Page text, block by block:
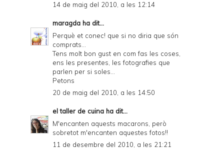
14 de maig del 2010, a les 12:14
maragda ha dit...
Perquè et conec! que si no diria que són
comprats...
Tens molt bon gust en com fas les coses,
ens les presentes, les fotografies que
parlen per si soles...
Petons
20 de maig del 2010, a les 14:50
el taller de cuina ha dit...
M'encanten aquests macarons, però
sobretot m'encanten aquestes fotos!!
11 de desembre del 2010, a les 21:21